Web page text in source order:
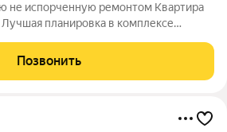
не испорченную ремонтом Квартира
планировка в комплексе
шикарная- в любое время можно
для
Позвонить